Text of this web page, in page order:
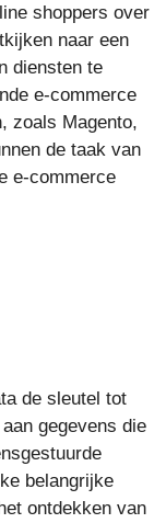
shoppers over
naar een
diensten te
e-commerce
zoals Magento,
de taak van
e-commerce
de sleutel tot
gegevens die
belangrijke
ontdekken van